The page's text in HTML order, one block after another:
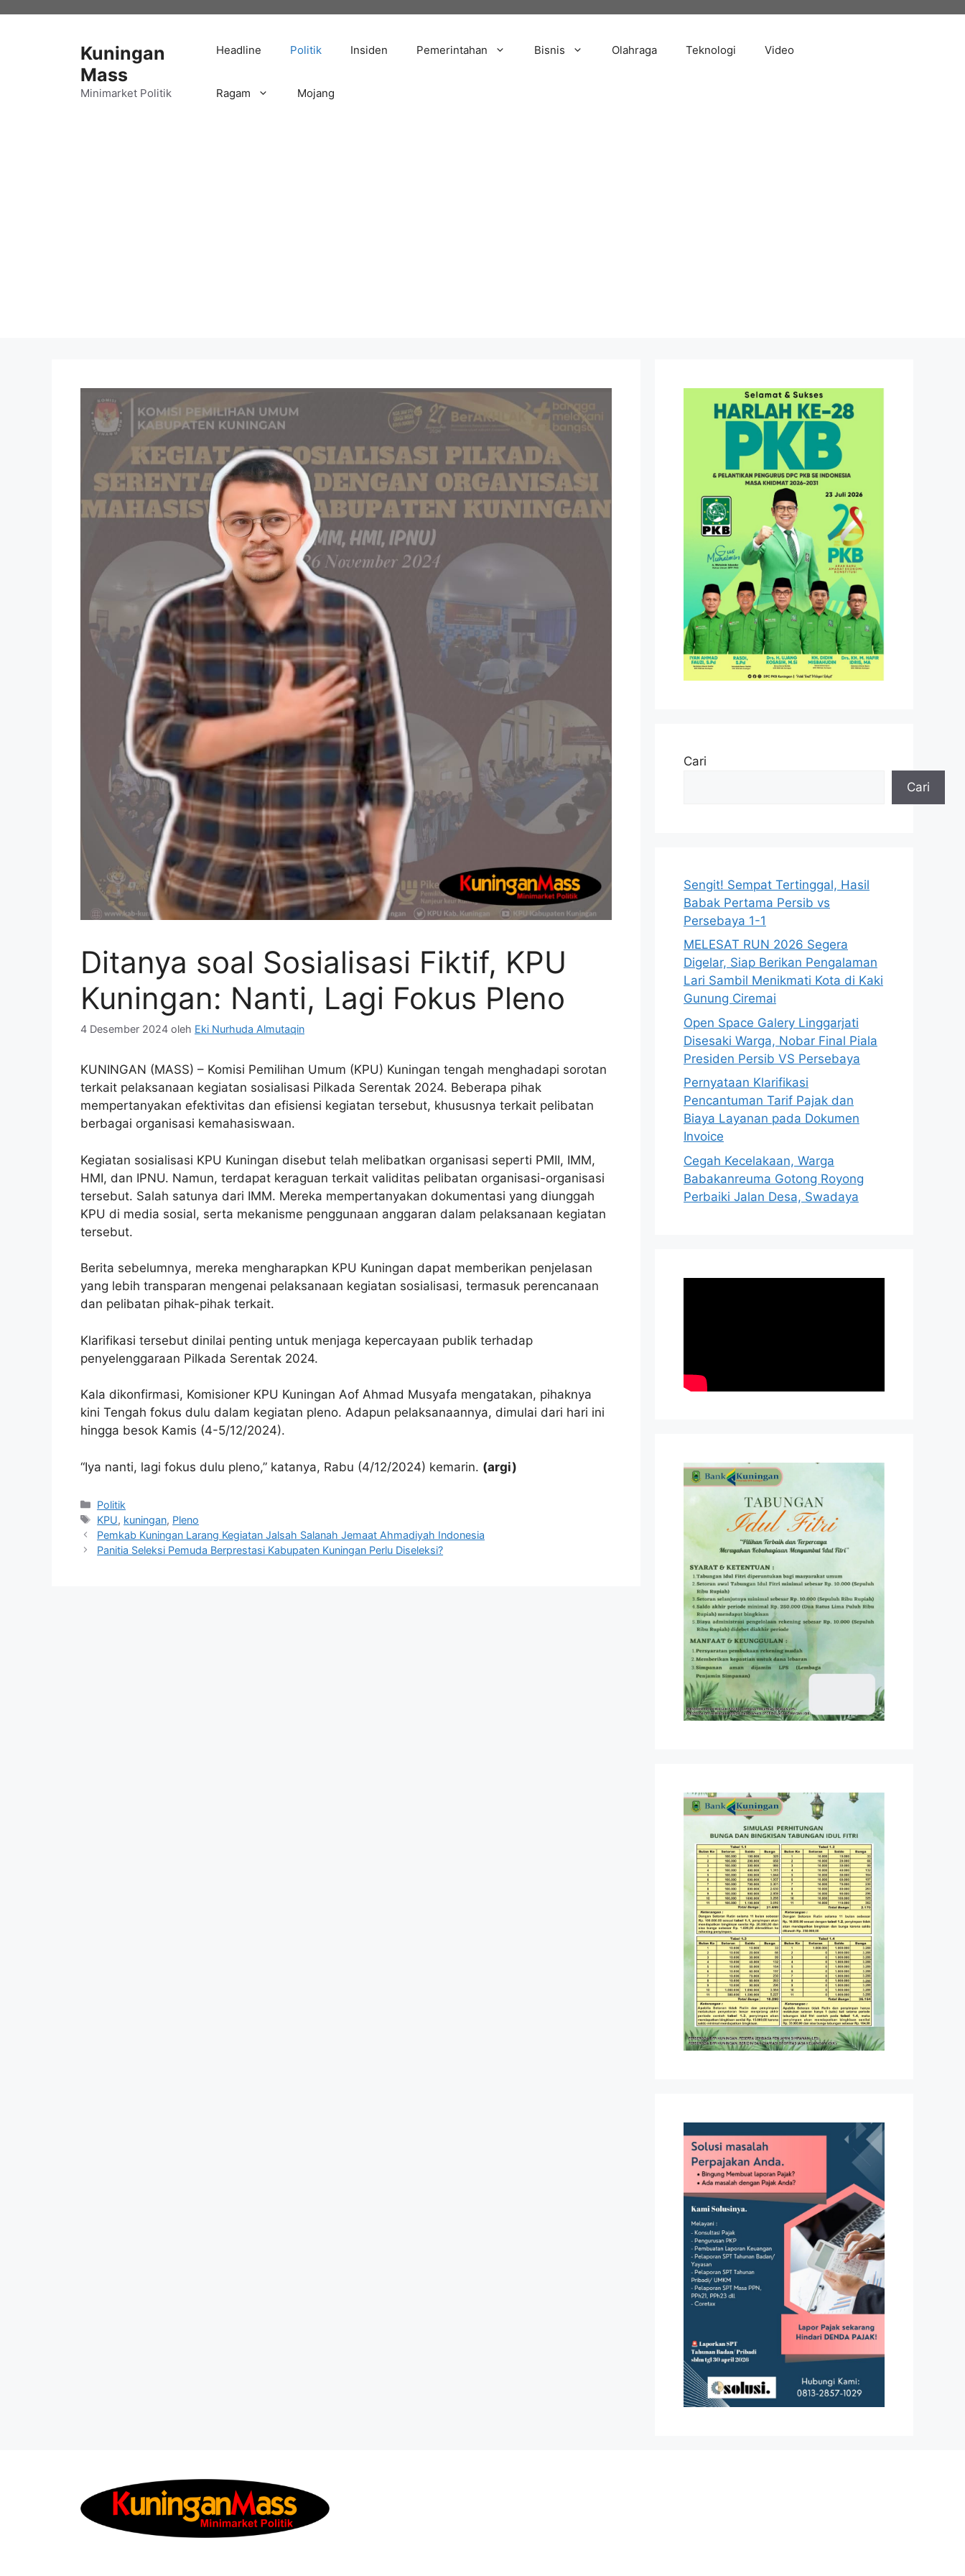
Kuningan
Mass
Minimarket Politik
Headline Politik Insiden Pemerintahan Bisnis Olahraga Teknologi Video
Ragam Mojang
Ditanya soal Sosialisasi Fiktif, KPU
Kuningan: Nanti, Lagi Fokus Pleno
4 Desember 2024 oleh Eki Nurhuda Almutaqin
KUNINGAN (MASS) – Komisi Pemilihan Umum (KPU) Kuningan tengah menghadapi sorotan
terkait pelaksanaan kegiatan sosialisasi Pilkada Serentak 2024. Beberapa pihak
mempertanyakan efektivitas dan efisiensi kegiatan tersebut, khususnya terkait pelibatan
berbagai organisasi kemahasiswaan.
Kegiatan sosialisasi KPU Kuningan disebut telah melibatkan organisasi seperti PMII, IMM,
HMI, dan IPNU. Namun, terdapat keraguan terkait validitas pelibatan organisasi-organisasi
tersebut. Salah satunya dari IMM. Mereka mempertanyakan dokumentasi yang diunggah
KPU di media sosial, serta mekanisme penggunaan anggaran dalam pelaksanaan kegiatan
tersebut.
Berita sebelumnya, mereka mengharapkan KPU Kuningan dapat memberikan penjelasan
yang lebih transparan mengenai pelaksanaan kegiatan sosialisasi, termasuk perencanaan
dan pelibatan pihak-pihak terkait.
Klarifikasi tersebut dinilai penting untuk menjaga kepercayaan publik terhadap
penyelenggaraan Pilkada Serentak 2024.
Kala dikonfirmasi, Komisioner KPU Kuningan Aof Ahmad Musyafa mengatakan, pihaknya
kini Tengah fokus dulu dalam kegiatan pleno. Adapun pelaksanaannya, dimulai dari hari ini
hingga besok Kamis (4-5/12/2024).
“Iya nanti, lagi fokus dulu pleno,” katanya, Rabu (4/12/2024) kemarin. (argi)
Kategori
Politik
Tag
KPU, kuningan, Pleno
Pemkab Kuningan Larang Kegiatan Jalsah Salanah Jemaat Ahmadiyah Indonesia
Panitia Seleksi Pemuda Berprestasi Kabupaten Kuningan Perlu Diseleksi?
Cari
Cari
Sengit! Sempat Tertinggal, Hasil
Babak Pertama Persib vs
Persebaya 1-1
MELESAT RUN 2026 Segera
Digelar, Siap Berikan Pengalaman
Lari Sambil Menikmati Kota di Kaki
Gunung Ciremai
Open Space Galery Linggarjati
Disesaki Warga, Nobar Final Piala
Presiden Persib VS Persebaya
Pernyataan Klarifikasi
Pencantuman Tarif Pajak dan
Biaya Layanan pada Dokumen
Invoice
Cegah Kecelakaan, Warga
Babakanreuma Gotong Royong
Perbaiki Jalan Desa, Swadaya